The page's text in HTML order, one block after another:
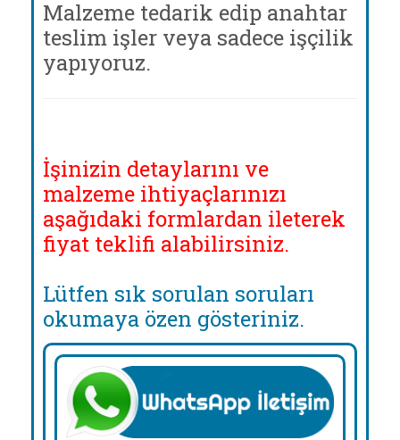
Malzeme tedarik edip anahtar
teslim işler veya sadece işçilik
yapıyoruz.
İşinizin detaylarını ve
malzeme ihtiyaçlarınızı
aşağıdaki formlardan ileterek
fiyat teklifi alabilirsiniz.
Lütfen sık sorulan soruları
okumaya özen gösteriniz.